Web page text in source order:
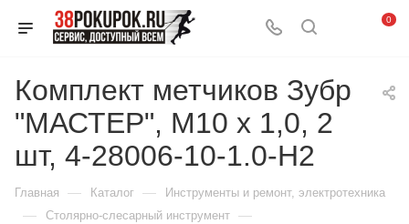
0
Комплект метчиков Зубр
"МАСТЕР", М10 x 1,0, 2
шт, 4-28006-10-1.0-H2
Главная — Каталог — Инструменты и ремонт, электротехника
— Столярно-слесарный инструмент —